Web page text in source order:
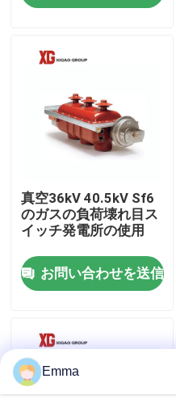
工場旅行
品質管理
私達に連絡しなさい
SF6負荷壊れ目スイッチ
電力配分の開閉装置
真空36kV 40.5kV Sf6
のガスの負荷壊れ目ス
イッチ発電所の使用
お問い合わせを送信
Emma